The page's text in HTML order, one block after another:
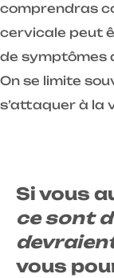
comprendras
cervicale peut
de symptômes
On se limite
s’attaquer à la
Si vous
ce sont
vous